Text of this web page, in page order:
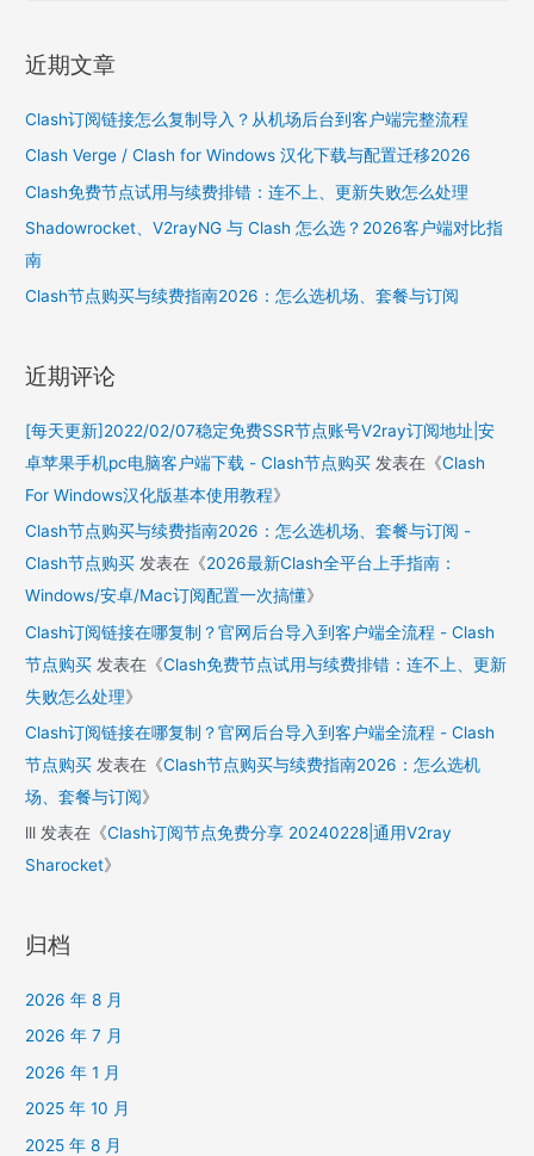
r
h
f
o
近期文章
Clash订阅链接怎么复制导入？从机场后台到客户端完整流程
Clash Verge / Clash for Windows 汉化下载与配置迁移2026
Clash免费节点试用与续费排错：连不上、更新失败怎么处理
Shadowrocket、V2rayNG 与 Clash 怎么选？2026客户端对比指
南
Clash节点购买与续费指南2026：怎么选机场、套餐与订阅
近期评论
[每天更新]2022/02/07稳定免费SSR节点账号V2ray订阅地址|安
卓苹果手机pc电脑客户端下载 - Clash节点购买 发表在《Clash
For Windows汉化版基本使用教程》
Clash节点购买与续费指南2026：怎么选机场、套餐与订阅 -
Clash节点购买 发表在《2026最新Clash全平台上手指南：
Windows/安卓/Mac订阅配置一次搞懂》
Clash订阅链接在哪复制？官网后台导入到客户端全流程 - Clash
节点购买 发表在《Clash免费节点试用与续费排错：连不上、更新
失败怎么处理》
Clash订阅链接在哪复制？官网后台导入到客户端全流程 - Clash
节点购买 发表在《Clash节点购买与续费指南2026：怎么选机
场、套餐与订阅》
lll 发表在《Clash订阅节点免费分享 20240228|通用V2ray
Sharocket》
归档
2026 年 8 月
2026 年 7 月
2026 年 1 月
2025 年 10 月
2025 年 8 月